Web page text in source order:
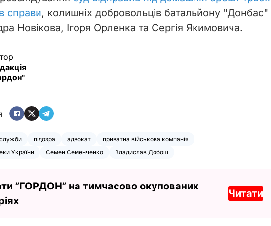
справи, колишніх добровольців батальйону "Донбас"
Новікова, Ігоря Орленка та Сергія Якимовича.
підозра адвокат
приватна військова компанія
України
Семен Семенченко Владислав Добош
”ГОРДОН” на тимчасово окупованих
Читати